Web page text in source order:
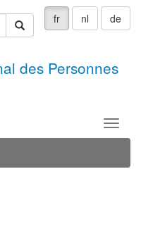
fr nl de
recherche
des Personnes
Menu